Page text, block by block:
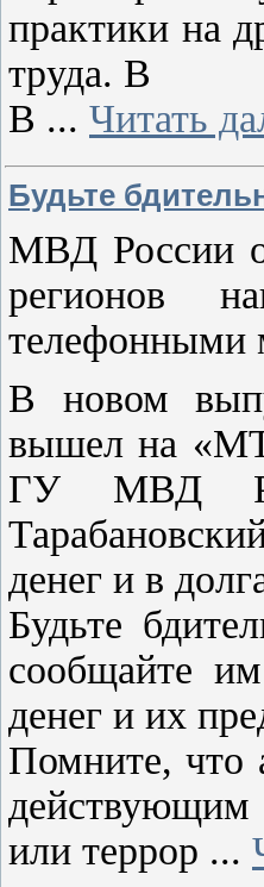
практики на
труда. В
В ... Читать
Будьте
МВД России
регионов
телефонными
В новом
вышел на
ГУ МВД
денег и в
Будьте
сообщайте
денег и их
Помните, что
действующим
или террор ...